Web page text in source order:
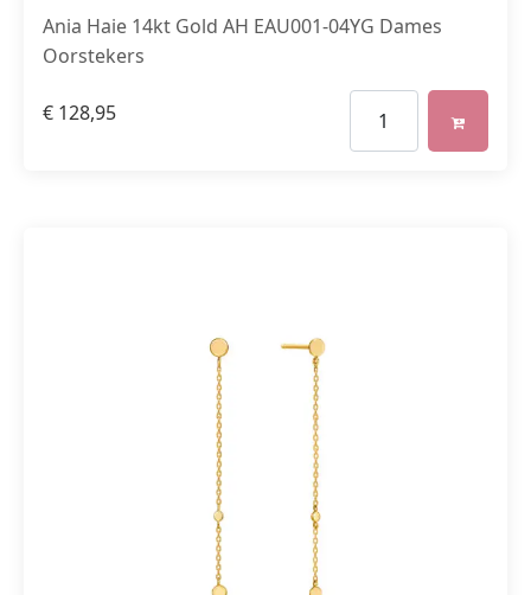
Ania Haie 14kt Gold AH EAU001-04YG Dames
Oorstekers
€ 128,95